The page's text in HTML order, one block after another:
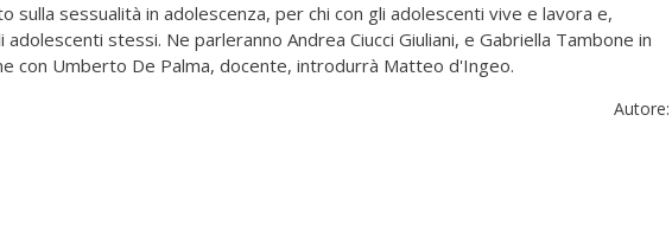
sulla sessualità in adolescenza, per chi con gli adolescenti vive e lavora e,
stessi. Ne parleranno Andrea Ciucci Giuliani, e Gabriella Tambone in
con Umberto De Palma, docente, introdurrà Matteo d'Ingeo.
Autore: